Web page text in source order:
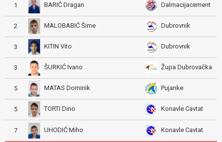
1 BARIĆ Dragan Dalmacijacement
2 MALOBABIĆ Šime Dubrovnik
3 KITIN Vito Dubrovnik
3 ŠURKIĆ Ivano Župa Dubrovačka
5 MATAS Dominik Pujanke
5 TORTI Dino Konavle Cavtat
7 UHODIĆ Miho Konavle Cavtat